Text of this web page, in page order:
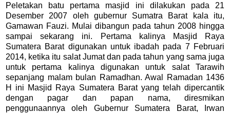
Peletakan batu pertama masjid ini dilakukan pada 21
Desember 2007 oleh gubernur Sumatra Barat kala itu,
Gamawan Fauzi. Mulai dibangun pada tahun 2008 hingga
sampai sekarang ini. Pertama kalinya Masjid Raya
Sumatera Barat digunakan untuk ibadah pada 7 Februari
2014, ketika itu salat Jumat dan pada tahun yang sama juga
untuk pertama kalinya digunakan untuk salat Tarawih
sepanjang malam bulan Ramadhan. Awal Ramadan 1436
H ini Masjid Raya Sumatera Barat yang telah dipercantik
dengan pagar dan papan nama, diresmikan
penggunaannya oleh Gubernur Sumatera Barat, Irwan